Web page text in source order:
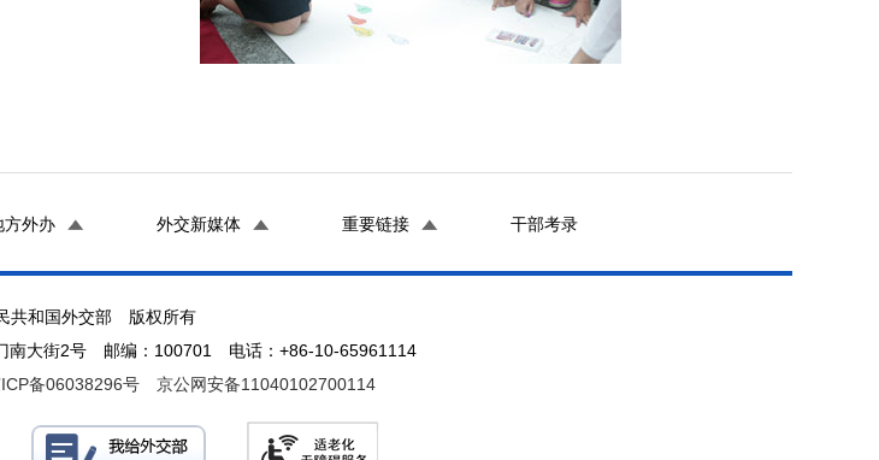
方外办 外交新媒体 重要链接 干部考录
共和国外交部 版权所有
南大街2号 邮编：100701 电话：+86-10-65961114
备06038296号 京公网安备11040102700114